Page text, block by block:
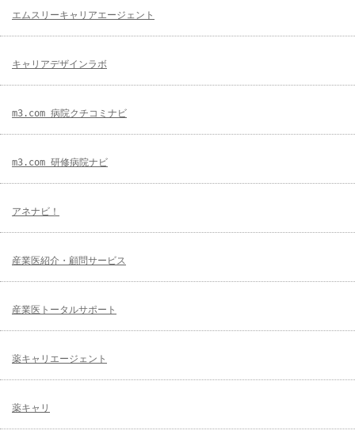
エムスリーキャリアエージェント
キャリアデザインラボ
m3.com 病院クチコミナビ
m3.com 研修病院ナビ
アネナビ！
産業医紹介・顧問サービス
産業医トータルサポート
薬キャリエージェント
薬キャリ